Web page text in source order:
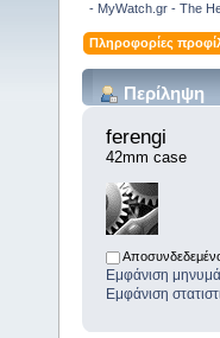
- MyWatch.gr - The
Πληροφορίες
Περίληψη
ferengi
42mm case
Εμφάνιση
Εμφάνιση